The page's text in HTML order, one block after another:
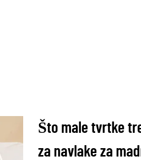
Što male tvrtke
za navlake za